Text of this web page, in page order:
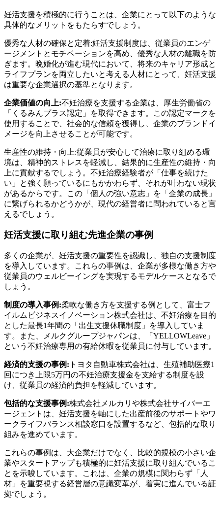
妊活支援を積極的に行うことは、企業にとって以下のような
具体的なメリットをもたらすでしょう。
優秀な人材の確保と定着:妊活支援制度は、従業員のエンゲ
ージメントとモチベーションを高め、優秀な人材の離職を防
ぎます。晩婚化が進む現代において、将来のキャリア形成と
ライフプランを両立したいと考える人材にとって、妊活支援
は重要な企業選択の基準となります。
企業価値の向上:不妊治療を支援する企業は、厚生労働省の
「くるみんプラス認定」を取得できます。この認定マークを
使用することで、社会的な信頼を獲得し、企業のブランドイ
メージを向上させることが可能です。
生産性の維持・向上:従業員が安心して治療に取り組める環
境は、精神的ストレスを軽減し、結果的に生産性の維持・向
上に貢献するでしょう。不妊治療経験者が「仕事を続けた
い」と強く願っているにもかかわらず、それが叶わない現状
があるからです。この「個人の強い意志」を「企業の成長」
に繋げられるかどうかが、現代の経営者に問われていると言
えるでしょう。
妊活支援に取り組む先進企業の事例
多くの企業が、妊活支援の重要性を認識し、独自の支援制度
を導入しています。これらの事例は、企業が多様な働き方や
従業員のウェルビーイングを実現するモデルケースとなるで
しょう。
制度の導入事例:柔軟な働き方を支援する例として、富士フ
イルムビジネスイノベーション株式会社は、不妊治療を目的
とした最長1年間の「出生支援休職制度」を導入していま
す。また、メルクグループジャパンは、「YELLOWLeave」
という不妊治療専用の有給休暇を従業員に付与しています。
経済的支援の事例: トヨタ自動車株式会社は、生殖補助医療1
回につき上限5万円の不妊治療支援金を支給する制度を設
け、従業員の経済的負担を軽減しています。
包括的な支援事例:株式会社メルカリや株式会社サイバーエ
ージェントは、妊活支援を軸にした出産前後のサポートやワ
ークライフバランス相談窓口を設置するなど、包括的な取り
組みを進めています。
これらの事例は、大企業だけでなく、比較的規模の小さい企
業やスタートアップも積極的に妊活支援に取り組んでいるこ
とを示唆しています。これは、企業の規模に関わらず「人
材」を重要視する経営層の意識変革が、着実に進んでいる証
拠でしょう。